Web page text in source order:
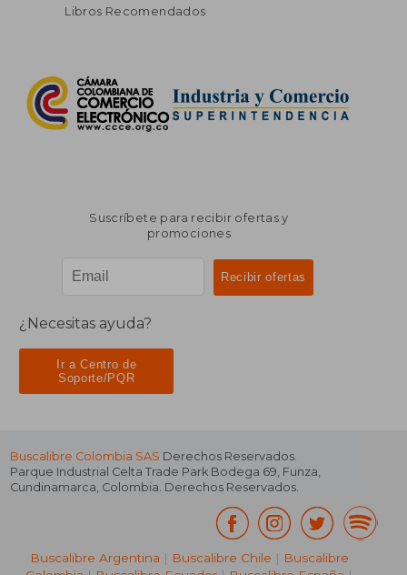
Libros Recomendados
Suscríbete para recibir ofertas y
promociones
¿Necesitas ayuda?
Ir a Centro de
Soporte/PQR
Buscalibre Colombia SAS Derechos Reservados.
Parque Industrial Celta Trade Park Bodega 69, Funza,
Cundinamarca, Colombia. Derechos Reservados.
Buscalibre Argentina | Buscalibre Chile | Buscalibre